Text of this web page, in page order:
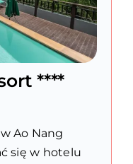
****
Ao Nang
się w hotelu